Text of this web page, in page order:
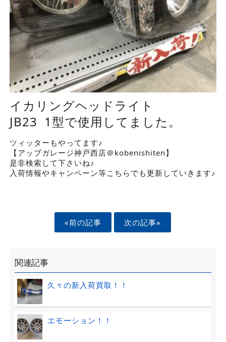
イカリングヘッドライト
JB23 1型で使用してました。
ツィッターもやってます♪
【アップガレージ神戸西店＠kobenishiten】
是非検索して下さいね♪
入荷情報やキャンペーン等こちらでも更新していきます♪
«前の記事 次の記事»
関連記事
久々の新入荷買取！！
エモーション！！